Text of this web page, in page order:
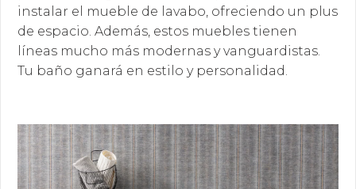
instalar el mueble de lavabo, ofreciendo un plus
de espacio. Además, estos muebles tienen
líneas mucho más modernas y vanguardistas.
Tu baño ganará en estilo y personalidad.